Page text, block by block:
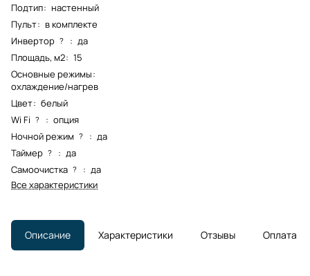
Подтип: настенный
Пульт: в комплекте
Инвертор ? : да
Площадь, м2: 15
Основные режимы:
охлаждение/нагрев
Цвет: белый
Wi Fi ? : опция
Ночной режим ? : да
Таймер ? : да
Самоочистка ? : да
Все характеристики
Описание Характеристики Отзывы Оплата